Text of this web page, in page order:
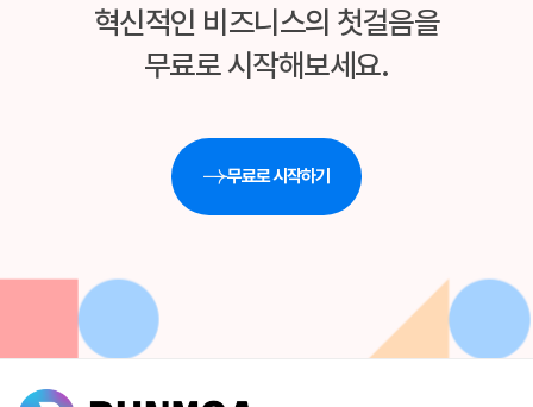
혁신적인 비즈니스의 첫걸음을
무료로 시작해보세요.
무료로 시작하기